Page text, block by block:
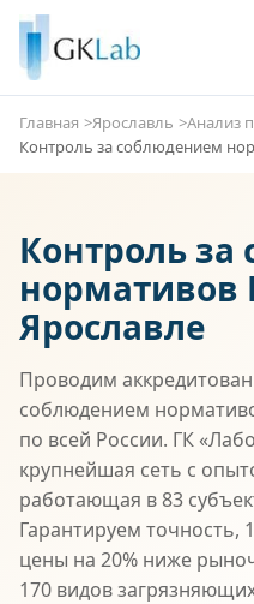
Главная Ярославль
Анализ
Контроль за соблюдением
Контроль
нормативов
Ярославле
Проводим
соблюдением
по всей России. ГК
крупнейшая сеть с
работающая в 83
Гарантируем точность,
цены на 20% ниже
170 видов